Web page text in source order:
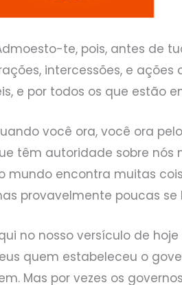
te, pois, antes de
intercessões, e ações
e por todos os que estão
você ora, você ora
têm autoridade sobre nós
mundo encontra muitas
provavelmente poucas
no nosso versículo de
quem estabeleceu o
Mas por vezes os